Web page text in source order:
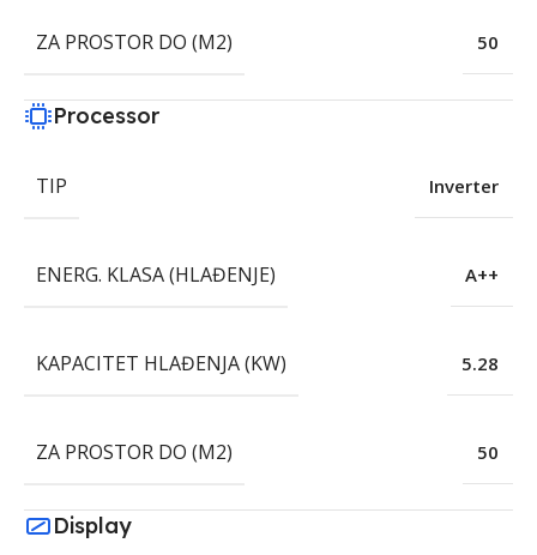
ZA PROSTOR DO (M2) 50
Processor
TIP Inverter
ENERG. KLASA (HLAĐENJE) A++
KAPACITET HLAĐENJA (KW) 5.28
ZA PROSTOR DO (M2) 50
Display